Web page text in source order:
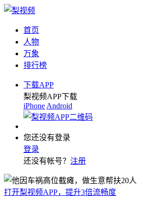
首页
人物
万象
排行榜
下载APP
梨视频APP下载
iPhone Android
您还没有登录
登录
还没有帐号？ 注册
打开梨视频APP，提升3倍流畅度